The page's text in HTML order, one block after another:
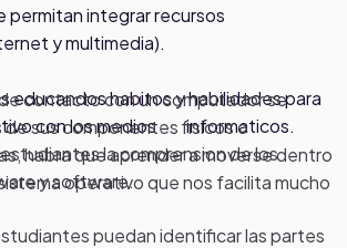
permitan integrar recursos
y multimedia).
educandos habitos y habilidades para
con los medios informaticos.
la comprension de los
y software.
puedan identificar las partes
contacto con un computador se
sus componentes fisicos o
habra que aprender a moverse dentro
operativo que nos facilita mucho